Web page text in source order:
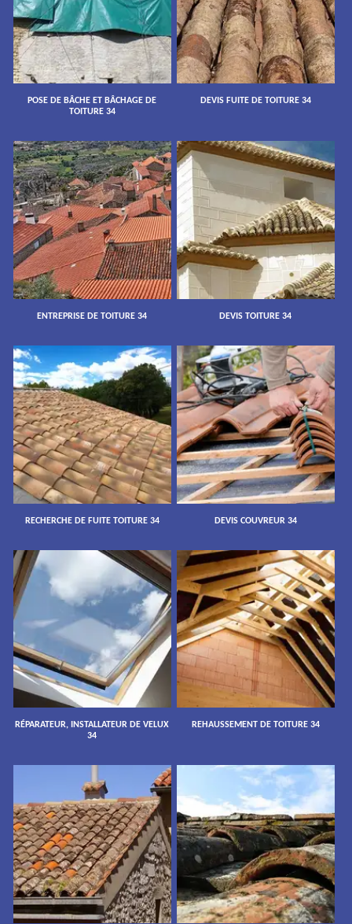
POSE DE BÂCHE ET BÂCHAGE DE
TOITURE 34
DEVIS FUITE DE TOITURE 34
ENTREPRISE DE TOITURE 34 DEVIS TOITURE 34
RECHERCHE DE FUITE TOITURE 34 DEVIS COUVREUR 34
RÉPARATEUR, INSTALLATEUR DE VELUX
34
REHAUSSEMENT DE TOITURE 34